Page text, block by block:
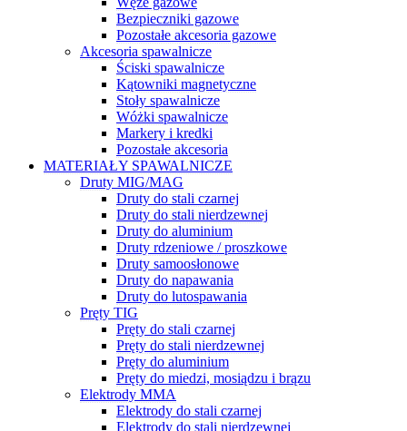
Bezpieczniki gazowe
Pozostałe akcesoria gazowe
Akcesoria spawalnicze
Ściski spawalnicze
Kątowniki magnetyczne
Stoły spawalnicze
Wóżki spawalnicze
Markery i kredki
Pozostałe akcesoria
MATERIAŁY SPAWALNICZE
Druty MIG/MAG
Druty do stali czarnej
Druty do stali nierdzewnej
Druty do aluminium
Druty rdzeniowe / proszkowe
Druty samoosłonowe
Druty do napawania
Druty do lutospawania
Pręty TIG
Pręty do stali czarnej
Pręty do stali nierdzewnej
Pręty do aluminium
Pręty do miedzi, mosiądzu i brązu
Elektrody MMA
Elektrody do stali czarnej
Elektrody do stali nierdzewnej